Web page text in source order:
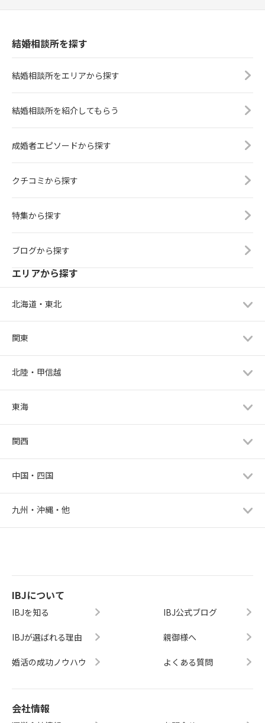
結婚相談所を探す
結婚相談所をエリアから探す
結婚相談所を紹介してもらう
成婚者エピソードから探す
クチコミから探す
特集から探す
ブログから探す
エリアから探す
北海道・東北
関東
北陸・甲信越
東海
関西
中国・四国
九州・沖縄・他
IBJについて
IBJを知る
IBJが選ばれる理由
婚活の成功ノウハウ
IBJ公式ブログ
親御様へ
よくある質問
会社情報